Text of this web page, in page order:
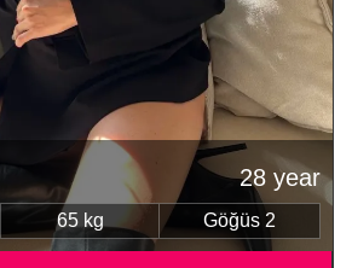
28 year
65 kg Göğüs 2